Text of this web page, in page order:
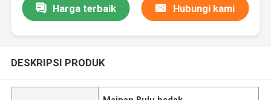
Harga terbaik Hubungi kami
DESKRIPSI PRODUK